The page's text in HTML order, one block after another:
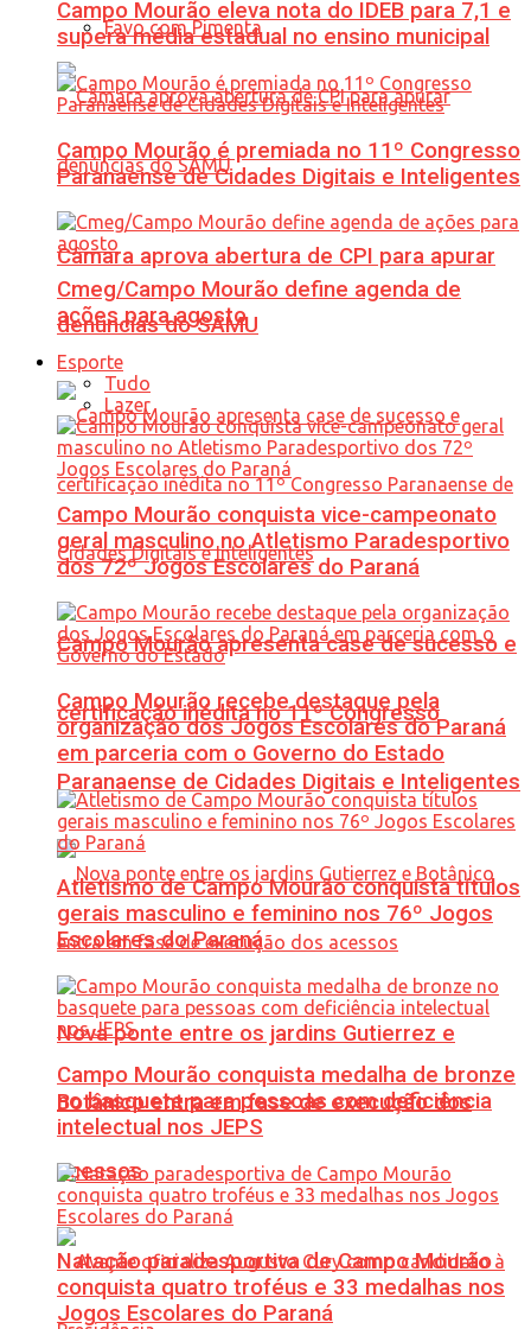
Favo com Pimenta
Câmara aprova abertura de CPI para apurar
denúncias do SAMU
Campo Mourão apresenta case de sucesso e
certificação inédita no 11º Congresso
Paranaense de Cidades Digitais e Inteligentes
Nova ponte entre os jardins Gutierrez e
Botânico entra em fase de execução dos
acessos
Campo Mourão eleva nota do IDEB para 7,1 e
supera média estadual no ensino municipal
Campo Mourão é premiada no 11º Congresso
Paranaense de Cidades Digitais e Inteligentes
Cmeg/Campo Mourão define agenda de
ações para agosto
Esporte
Tudo
Lazer
Campo Mourão conquista vice-campeonato
geral masculino no Atletismo Paradesportivo
dos 72º Jogos Escolares do Paraná
Campo Mourão recebe destaque pela
organização dos Jogos Escolares do Paraná
em parceria com o Governo do Estado
Atletismo de Campo Mourão conquista títulos
gerais masculino e feminino nos 76º Jogos
Escolares do Paraná
Campo Mourão conquista medalha de bronze
no basquete para pessoas com deficiência
intelectual nos JEPS
Natação paradesportiva de Campo Mourão
conquista quatro troféus e 33 medalhas nos
Jogos Escolares do Paraná